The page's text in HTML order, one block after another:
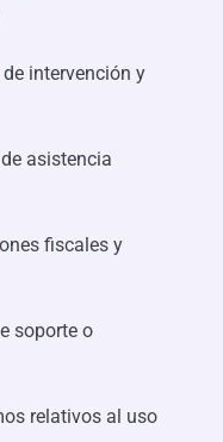
intervención y
asistencia
fiscales y
soporte o
relativos al uso